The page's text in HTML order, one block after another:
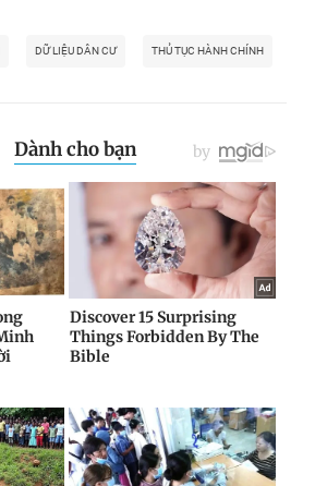
DỮ LIỆU DÂN CƯ THỦ TỤC HÀNH CHÍNH